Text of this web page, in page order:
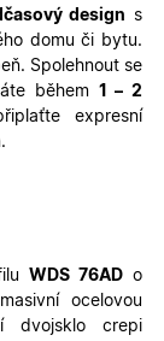
design
s
domu či bytu.
Spolehnout se
během 1 – 2
expresní
.
WDS 76AD o
ocelovou
dvojsklo crepi